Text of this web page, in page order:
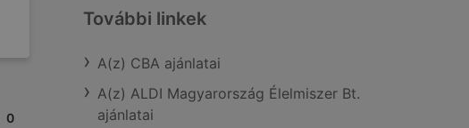
0
További linkek
A(z) CBA ajánlatai
A(z) ALDI Magyarország Élelmiszer Bt.
ajánlatai